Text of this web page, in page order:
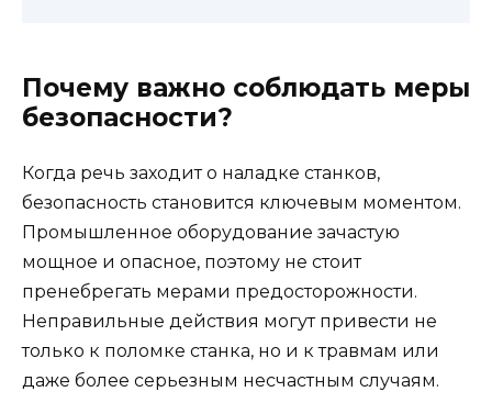
Почему важно соблюдать меры
безопасности?
Когда речь заходит о наладке станков,
безопасность становится ключевым моментом.
Промышленное оборудование зачастую
мощное и опасное, поэтому не стоит
пренебрегать мерами предосторожности.
Неправильные действия могут привести не
только к поломке станка, но и к травмам или
даже более серьезным несчастным случаям.